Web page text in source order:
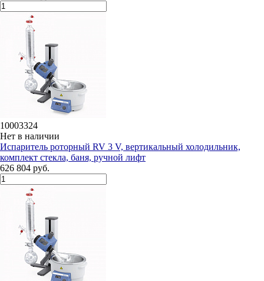
10003324
Нет в наличии
Испаритель роторный RV 3 V, вертикальный холодильник,
комплект стекла, баня, ручной лифт
626 804 руб.